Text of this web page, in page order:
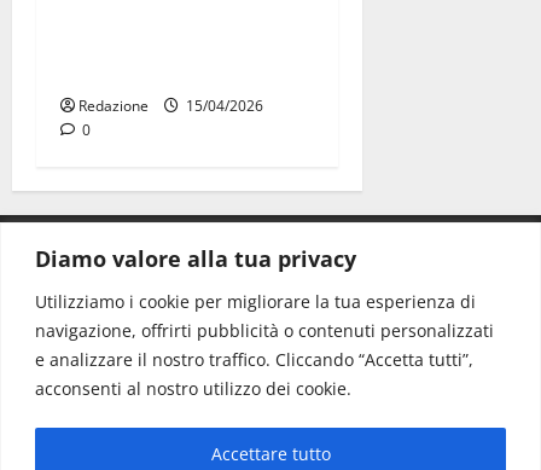
Diamo valore alla tua privacy
Utilizziamo i cookie per migliorare la tua esperienza di
navigazione, offrirti pubblicità o contenuti personalizzati
e analizzare il nostro traffico. Cliccando “Accetta tutti”,
acconsenti al nostro utilizzo dei cookie.
Accettare tutto
Redazione
15/04/2026
0
CONTATTI.
Redazione: redazione@www.martinasera.it
Direttore:direttore@www.martinasera.it
Info & Commerciale:info@www.martinasera.it